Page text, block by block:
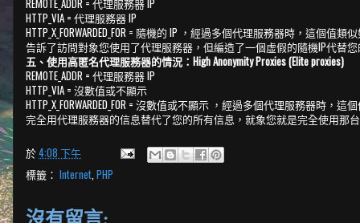
REMOTE_ADDR = 代理服務器 IP
HTTP_VIA = 代理服務器 IP
HTTP_X_FORWARDED_FOR = 隨機的 IP ，經過多個代理服務器時，這個值
告訴了訪問對象您使用了代理服務器，但編造了一個虛假的隨機IP代替
五、使用高匿名代理服務器的情況：High Anonymity Proxies (Elite proxies)
REMOTE_ADDR = 代理服務器 IP
HTTP_VIA = 沒數值或不顯示
HTTP_X_FORWARDED_FOR = 沒數值或不顯示 ，經過多個代理服務器時，
完全用代理服務器的信息替代了您的所有信息，就象您就是完全使用那
於4:08 下午
標籤： Internet,PHP